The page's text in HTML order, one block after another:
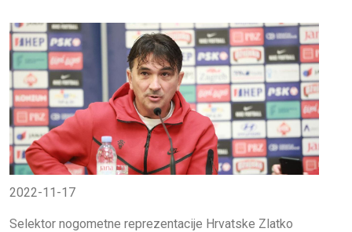
2022-11-17
Selektor nogometne reprezentacije Hrvatske Zlatko